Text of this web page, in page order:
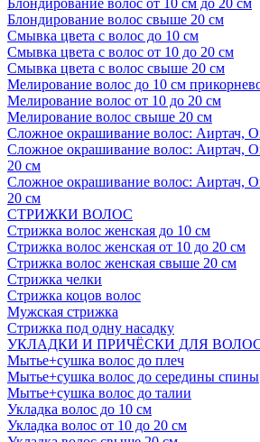
Блондирование волос от 10 см до 20 см
Блондирование волос свыше 20 см
Смывка цвета с волос до 10 см
Смывка цвета с волос от 10 до 20 см
Смывка цвета с волос свыше 20 см
Мелирование волос до 10 см
Мелирование волос от 10 до 20 см
Мелирование волос свыше 20 см
Сложное окрашивание волос: Аиртач,
Сложное окрашивание волос: Аиртач,
20 см
Сложное окрашивание волос: Аиртач,
20 см
СТРИЖКИ ВОЛОС
Стрижка волос женская до 10 см
Стрижка волос женская от 10 до 20 см
Стрижка волос женская свыше 20 см
Стрижка челки
Стрижка коцов волос
Мужская стрижка
Стрижка под одну насадку
УКЛАДКИ И ПРИЧЁСКИ ДЛЯ
Мытье+сушка волос до плеч
Мытье+сушка волос до середины спины
Мытье+сушка волос до талии
Укладка волос до 10 см
Укладка волос от 10 до 20 см